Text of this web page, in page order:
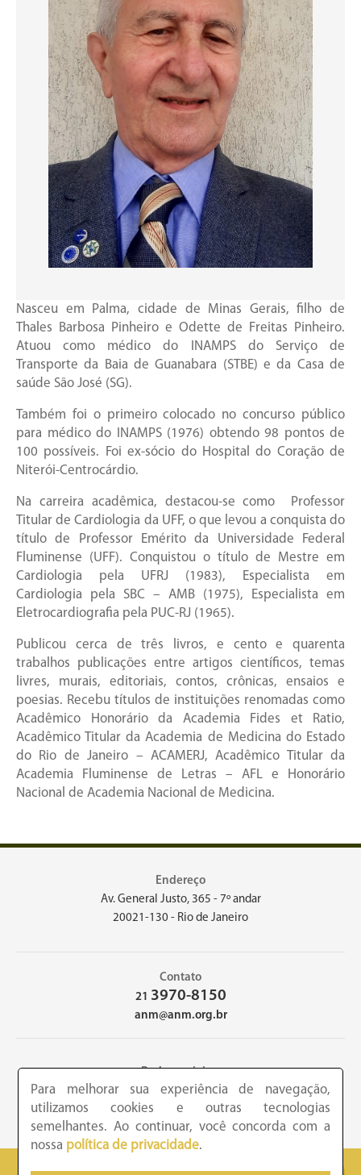
Nasceu em Palma, cidade de Minas Gerais, filho de
Thales Barbosa Pinheiro e Odette de Freitas Pinheiro.
Atuou como médico do INAMPS do Serviço de
Transporte da Baia de Guanabara (STBE) e da Casa de
saúde São José (SG).
Também foi o primeiro colocado no concurso público
para médico do INAMPS (1976) obtendo 98 pontos de
100 possíveis. Foi ex-sócio do Hospital do Coração de
Niterói-Centrocárdio.
Na carreira acadêmica, destacou-se como Professor
Titular de Cardiologia da UFF, o que levou a conquista do
título de Professor Emérito da Universidade Federal
Fluminense (UFF). Conquistou o título de Mestre em
Cardiologia pela UFRJ (1983), Especialista em
Cardiologia pela SBC – AMB (1975), Especialista em
Eletrocardiografia pela PUC-RJ (1965).
Publicou cerca de três livros, e cento e quarenta
trabalhos publicações entre artigos científicos, temas
livres, murais, editoriais, contos, crônicas, ensaios e
poesias. Recebu títulos de instituições renomadas como
Acadêmico Honorário da Academia Fides et Ratio,
Acadêmico Titular da Academia de Medicina do Estado
do Rio de Janeiro – ACAMERJ, Acadêmico Titular da
Academia Fluminense de Letras – AFL e Honorário
Nacional de Academia Nacional de Medicina.
Endereço
Av. General Justo, 365 - 7º andar
20021-130 - Rio de Janeiro
Contato
21 3970-8150
anm@anm.org.br
Redes sociais
2026 - Academia Nacional de Medicina - Copyright © todos os
Para melhorar sua experiência de navegação,
utilizamos cookies e outras tecnologias
semelhantes. Ao continuar, você concorda com a
nossa política de privacidade.